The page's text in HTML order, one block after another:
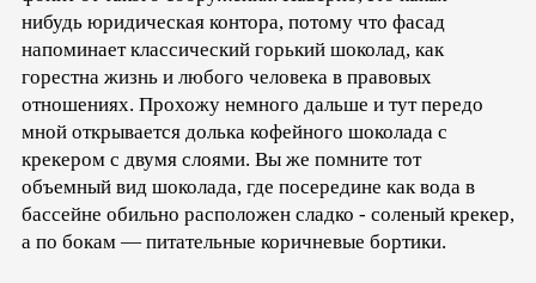
нибудь юридическая контора, потому что фасад
напоминает классический горький шоколад, как
горестна жизнь и любого человека в правовых
отношениях. Прохожу немного дальше и тут передо
мной открывается долька кофейного шоколада с
крекером с двумя слоями. Вы же помните тот
объемный вид шоколада, где посередине как вода в
бассейне обильно расположен сладко - соленый крекер,
а по бокам — питательные коричневые бортики.